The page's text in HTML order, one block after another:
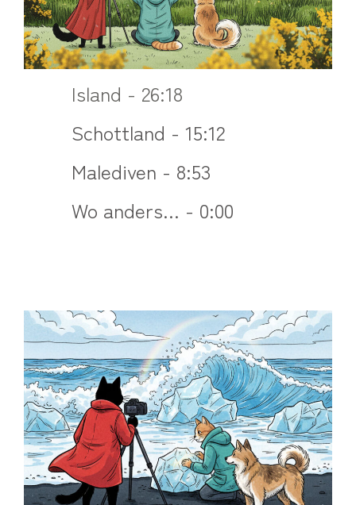
Island - 26:18
Schottland - 15:12
Malediven - 8:53
Wo anders... - 0:00